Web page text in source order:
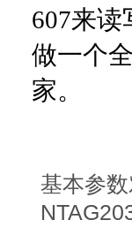
607来读
做一个
家。
基本参